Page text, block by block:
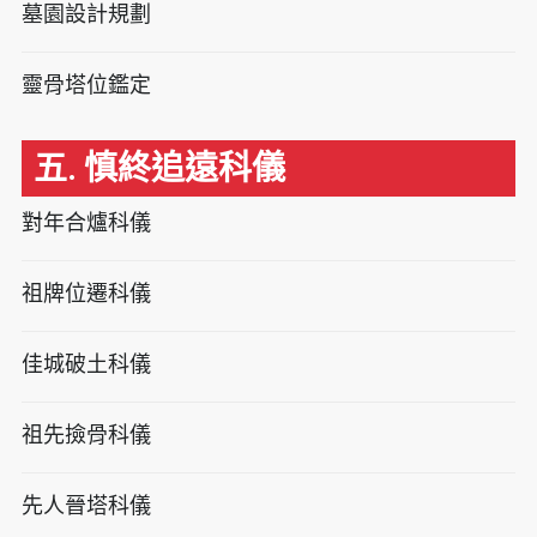
墓園設計規劃
靈骨塔位鑑定
五. 慎終追遠科儀
對年合爐科儀
祖牌位遷科儀
佳城破土科儀
祖先撿骨科儀
先人晉塔科儀